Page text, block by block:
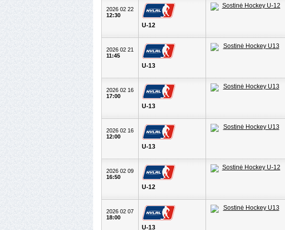
2026 02 22
12:30
U-12
2026 02 21
11:45
U-13
2026 02 16
17:00
U-13
2026 02 16
12:00
U-13
2026 02 09
16:50
U-12
2026 02 07
18:00
U-13